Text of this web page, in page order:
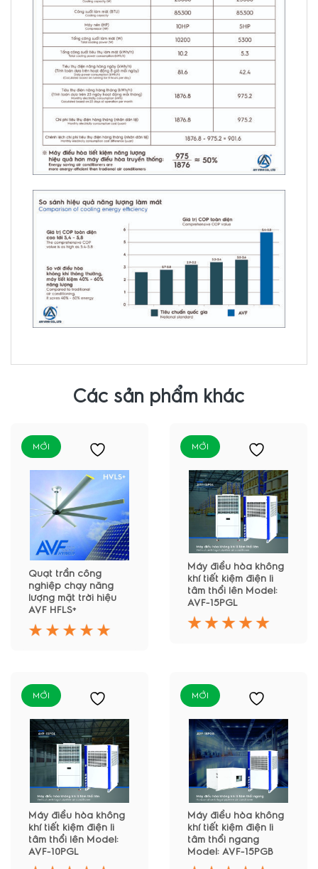
Các sản phẩm khác
MỚI
Quạt trần công
nghiệp chạy năng
lượng mặt trời hiệu
AVF HFLS+
MỚI
Máy điều hòa không
khí tiết kiệm điện li
tâm thổi lên Model:
AVF-15PGL
MỚI
Máy điều hòa không
khí tiết kiệm điện li
tâm thổi lên Model:
AVF-10PGL
MỚI
Máy điều hòa không
khí tiết kiệm điện li
tâm thổi ngang
Model: AVF-15PGB